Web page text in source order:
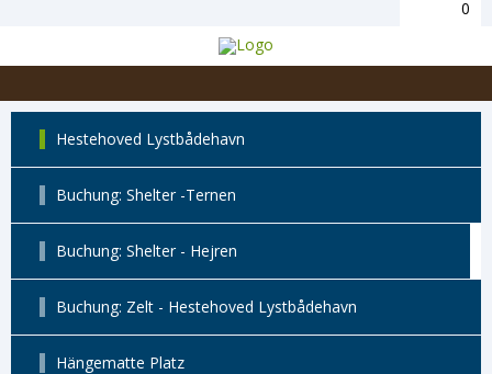
0
Hestehoved Lystbådehavn
Buchung: Shelter -Ternen
Buchung: Shelter - Hejren
Buchung: Zelt - Hestehoved Lystbådehavn
Hängematte Platz